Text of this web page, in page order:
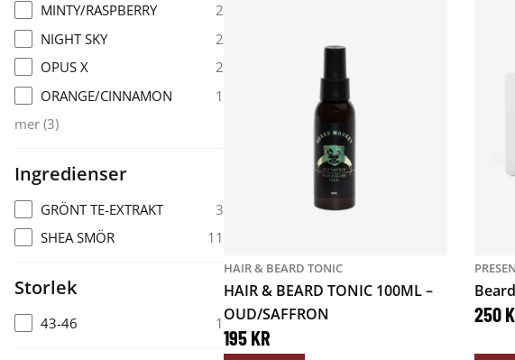
MINTY/RASPBERRY
2
NIGHT SKY
2
OPUS X
2
ORANGE/CINNAMON
1
mer (3)
Ingredienser
GRÖNT TE-EXTRAKT
3
SHEA SMÖR
11
Storlek
43-46 1
HAIR & BEARD TONIC
HAIR & BEARD TONIC 100ML –
OUD/SAFFRON
195KR
250